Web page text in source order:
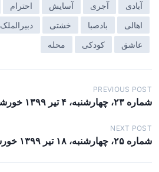
آبادی آجری آسایش احترام
اهالی
بادصبا خشتی دبیرالملک
عاشق
کودکی محله
ر
ا
ه
ب
ر
PREVIOUS POST
شماره ۲۳، چهارشنبه، ۴ تیر ۱۳۹۹ خورشیدی
NEXT POST
شماره ۲۵، چهارشنبه، ۱۸ تیر ۱۳۹۹ خورشیدی